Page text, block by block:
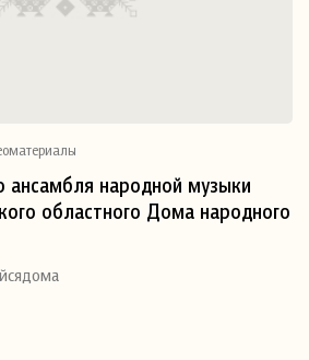
ансамбля народной музыки
областного Дома народного